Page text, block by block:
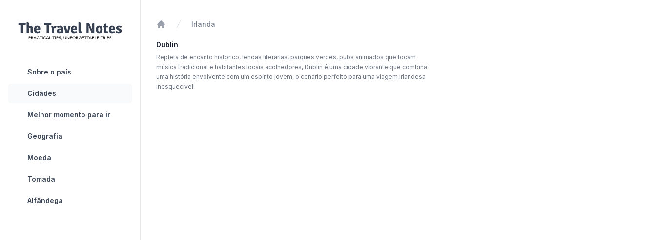
Sobre o país
Cidades
Melhor momento para ir
Geografia
Moeda
Tomada
Alfândega
Irlanda
Dublin
Repleta de encanto histórico, lendas literárias, parques verdes, pubs animados que tocam
música tradicional e habitantes locais acolhedores, Dublin é uma cidade vibrante que combina
uma história envolvente com um espírito jovem, o cenário perfeito para uma viagem irlandesa
inesquecível!